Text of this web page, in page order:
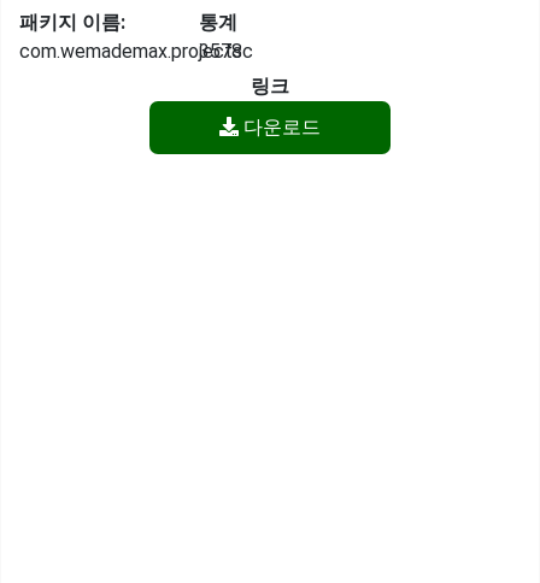
패키지 이름:
com.wemademax.projectsc
통계
3578
링크
다운로드